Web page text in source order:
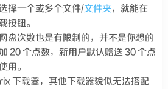
择一个或多个文件/文件夹，就能在
按钮。
盘次数也是有限制的，并不是你想的
20 个点数，新用户默认赠送 30 个点
用。
下载器，其他下载器貌似无法搭配